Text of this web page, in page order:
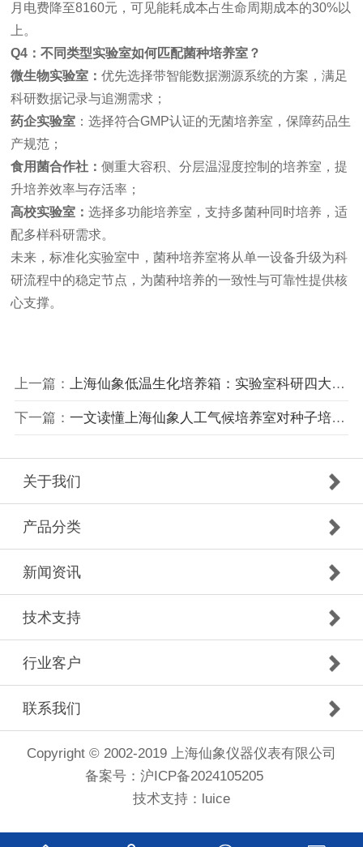
月电费降至8160元，可见能耗成本占生命周期成本的30%以
上。
Q4：不同类型实验室如何匹配菌种培养室？
微生物实验室：优先选择带智能数据溯源系统的方案，满足
科研数据记录与追溯需求；
药企实验室 ：选择符合GMP认证的无菌培养室，保障药品生
产规范；
食用菌合作社：侧重大容积、分层温湿度控制的培养室，提
升培养效率与存活率；
高校实验室：选择多功能培养室，支持多菌种同时培养，适
配多样科研需求。
未来，标准化实验室中，菌种培养室将从单一设备升级为科
研流程中的稳定节点，为菌种培养的一致性与可靠性提供核
心支撑。
上一篇： 上海仙象低温生化培养箱：实验室科研四大核心作用解析
下一篇： 一文读懂上海仙象人工气候培养室对种子培养的关键作用
关于我们
产品分类
新闻资讯
技术支持
行业客户
联系我们
Copyright © 2002-2019 上海仙象仪器仪表有限公司
备案号：沪ICP备2024105205
技术支持：luice